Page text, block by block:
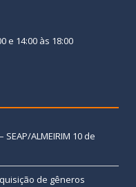
e 14:00 às 18:00
SEAP/ALMEIRIM 10 de
de gêneros